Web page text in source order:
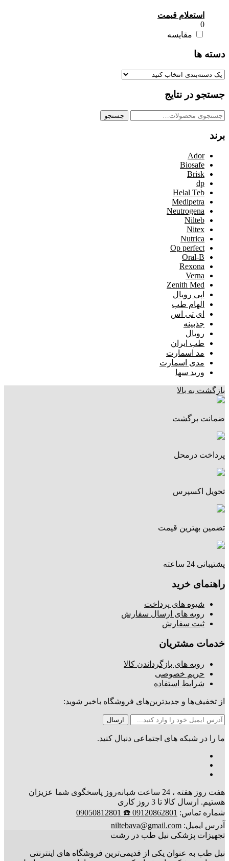
استعلام قیمت
0
مقایسه
دسته ها
جستجو در نتایج
جستجو
جستجو
برند
Ador
Biosafe
Brisk
dp
Helal Teb
Medipetra
Neutrogena
Nilteb
Nitex
Nutrica
Op perfect
Oral-B
Rexona
Verna
Zenith Med
اپی رویال
الهام طب
ای تی اس
جذبینه
رویال
طب ایران
مد اسمارت
مدی اسمارت
ورید سها
بازگشت به بالا
ضمانت برگشت
پرداخت درمحل
تحویل اکسپرس
تضمین بهترین قیمت
پشتیبانی 24 ساعته
راهنمای خرید
شیوه های پرداخت
رویه های ارسال سفارش
ثبت سفارش
خدمات مشتریان
رویه های بازگرداندن کالا
حریم خصوصی
شرایط استفاده
از تخفیف‌ها و جدیدترین‌های فروشگاه باخبر شوید:
ما را در شبکه های اجتماعی دنبال کنید.
هفت روز هفته ، 24 ساعت شبانه‌روز پاسخگوی شما عزیزان
هستیم. ارسال کالا تا 3 روز کاری
شماره تماس: 09120862801 ☎️ 09050812801
آدرس ایمیل: niltebava@gmail.com
تجهیزات پزشکی نیل طب در رشت
نیل طب به عنوان یکی از قدیمی‌ترین فروشگاه های اینترنتی